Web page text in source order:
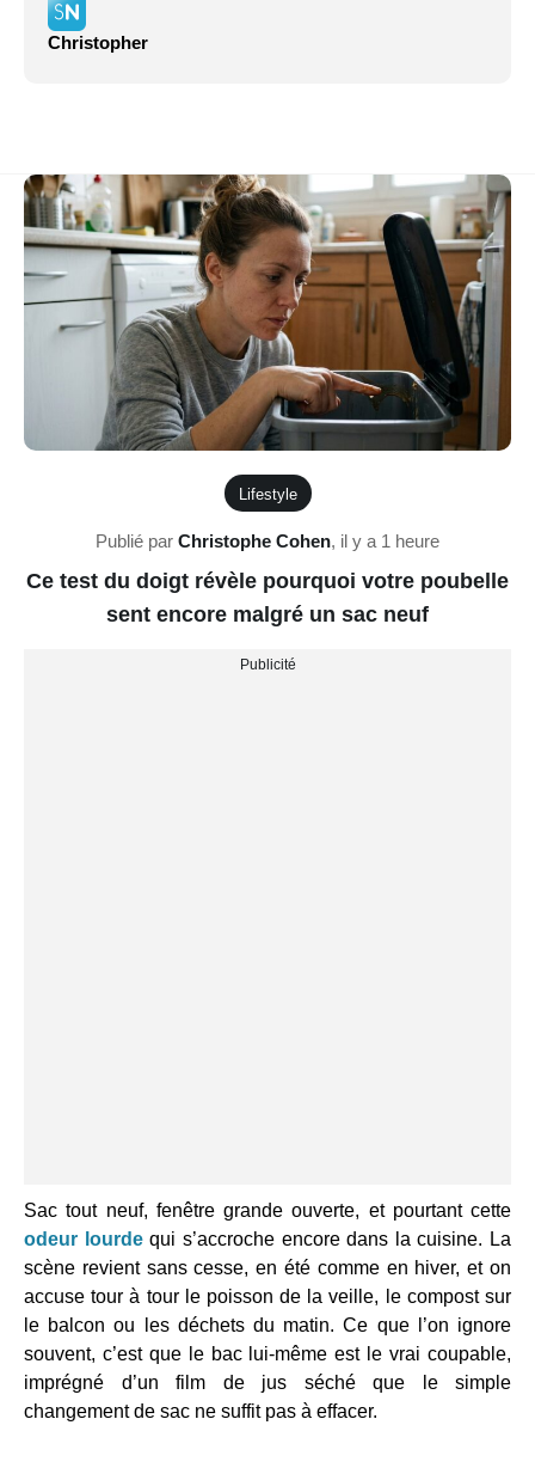
Christopher
Lifestyle
Publié par Christophe Cohen, il y a 1 heure
Ce test du doigt révèle pourquoi votre poubelle
sent encore malgré un sac neuf
Sac tout neuf, fenêtre grande ouverte, et pourtant cette
odeur lourdequi s’accroche encore dans la cuisine. La
scène revient sans cesse, en été comme en hiver, et on
accuse tour à tour le poisson de la veille, le compost sur
le balcon ou les déchets du matin. Ce que l’on ignore
souvent, c’est que le bac lui-même est le vrai coupable,
imprégné d’un film de jus séché que le simple
changement de sac ne suffit pas à effacer.